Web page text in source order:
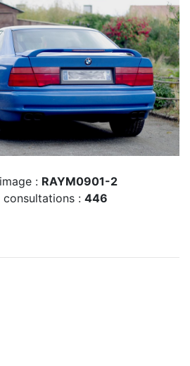
: RAYM0901-2
consultations : 446